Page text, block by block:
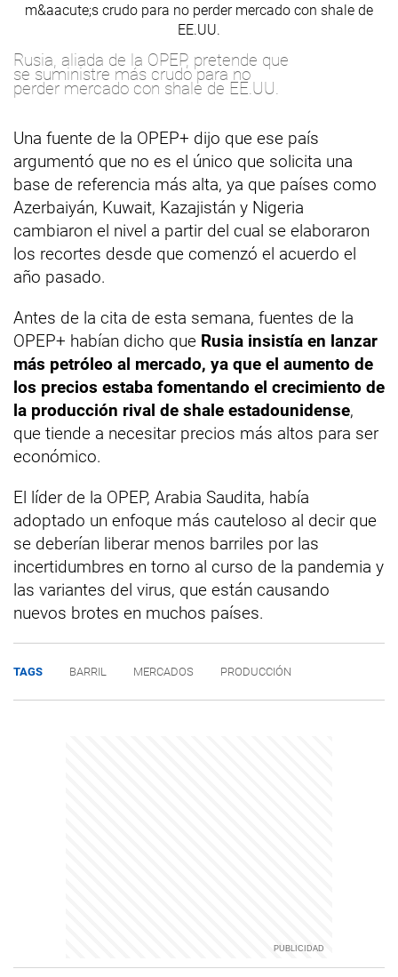
Rusia, aliada de la OPEP, pretende que
se suministre más crudo para no
perder mercado con shale de EE.UU.
Una fuente de la OPEP+ dijo que ese país
argumentó que no es el único que solicita una
base de referencia más alta, ya que países como
Azerbaiyán, Kuwait, Kazajistán y Nigeria
cambiaron el nivel a partir del cual se elaboraron
los recortes desde que comenzó el acuerdo el
año pasado.
Antes de la cita de esta semana, fuentes de la
OPEP+ habían dicho que Rusia insistía en lanzar
más petróleo al mercado, ya que el aumento de
los precios estaba fomentando el crecimiento de
la producción rival de shale estadounidense,
que tiende a necesitar precios más altos para ser
económico.
El líder de la OPEP, Arabia Saudita, había
adoptado un enfoque más cauteloso al decir que
se deberían liberar menos barriles por las
incertidumbres en torno al curso de la pandemia y
las variantes del virus, que están causando
nuevos brotes en muchos países.
TAGS BARRIL MERCADOS PRODUCCIÓN